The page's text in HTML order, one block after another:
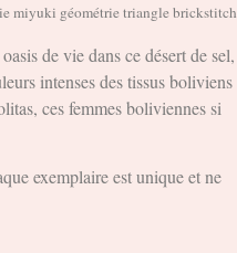
miyuki géométrie triangle brickstitch
de vie dans ce désert de sel,
intenses des tissus boliviens
ces femmes boliviennes si
exemplaire est unique et ne